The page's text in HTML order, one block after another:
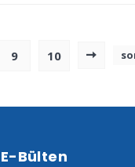
9 10
E-Bülten